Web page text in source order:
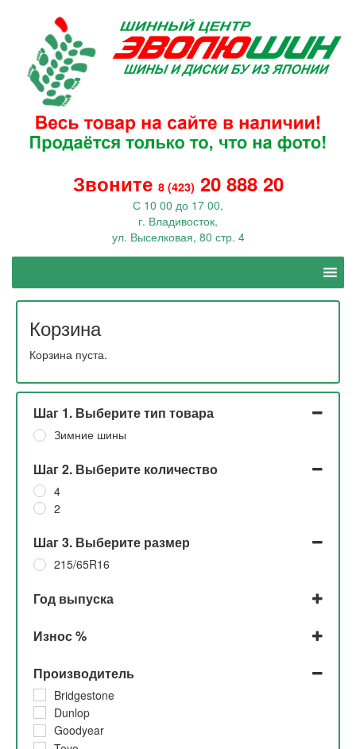
Звоните 8 (423) 20 888 20
С 10 00 до 17 00,
г. Владивосток,
ул. Выселковая, 80 стр. 4
Корзина
Корзина пуста.
Шаг 1. Выберите тип товара
Зимние шины
Шаг 2. Выберите количество
4
2
Шаг 3. Выберите размер
215/65R16
Год выпуска
2022
2020
2019
2017
Износ %
До 5%
5% и 10%
10% и 20%
10%
Производитель
Bridgestone
Dunlop
Goodyear